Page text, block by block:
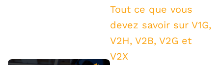
Tout ce que vous
devez savoir sur V1G,
V2H, V2B, V2G et
V2X